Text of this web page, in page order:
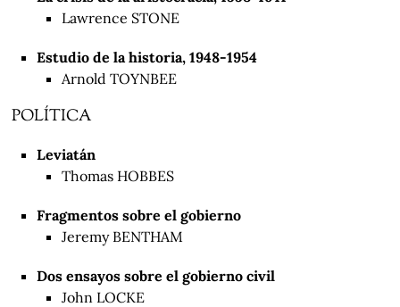
Lawrence STONE
Estudio de la historia, 1948-1954
Arnold TOYNBEE
POLÍTICA
Leviatán
Thomas HOBBES
Fragmentos sobre el gobierno
Jeremy BENTHAM
Dos ensayos sobre el gobierno civil
John LOCKE